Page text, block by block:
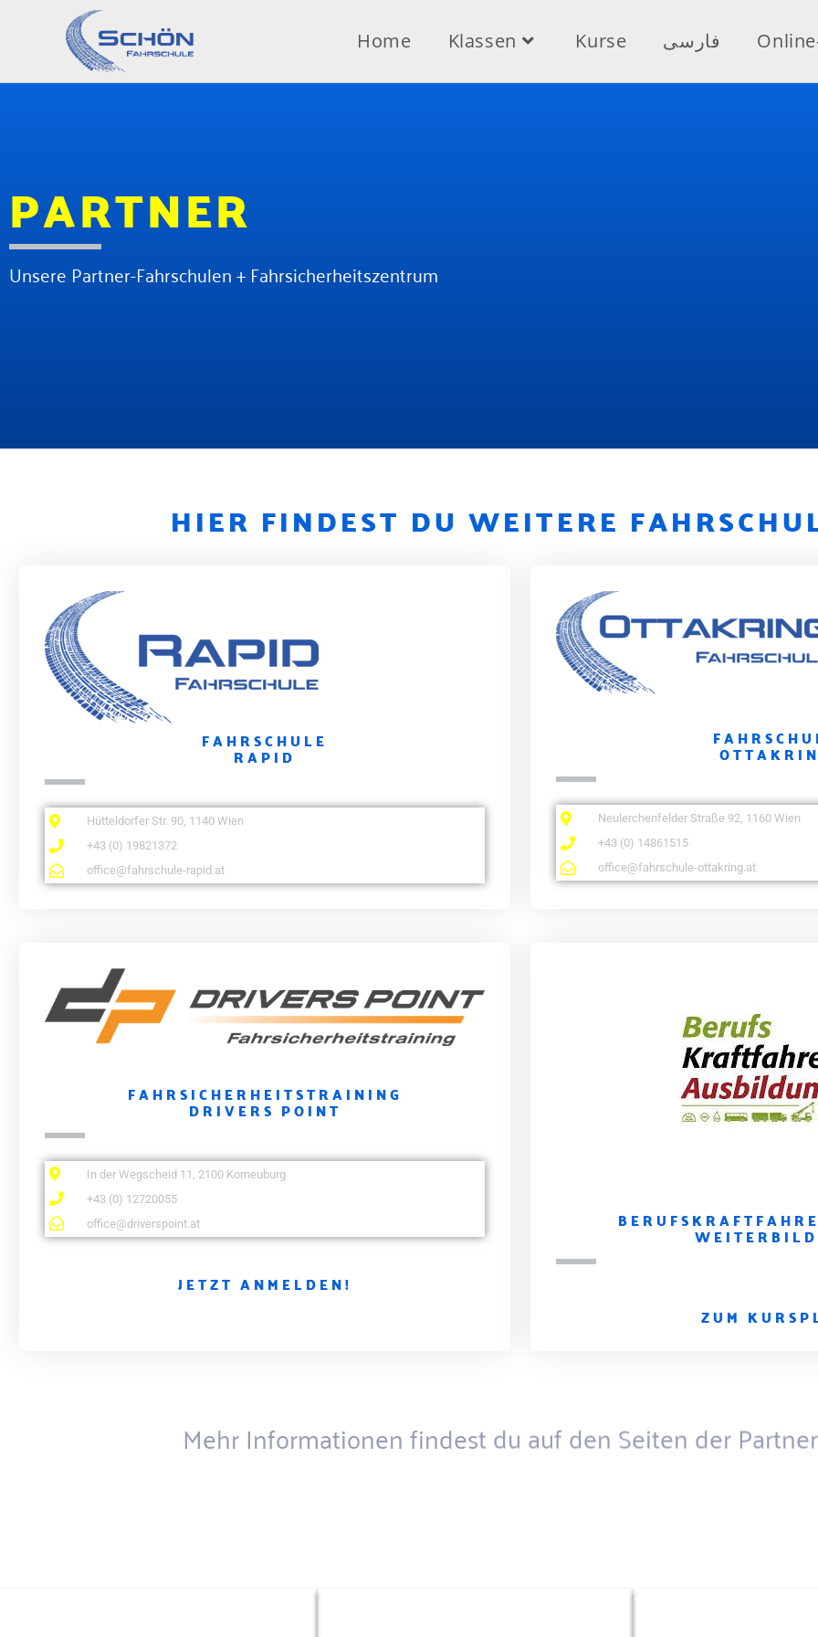
Home Klassen Kurse فارسی
PARTNER
Unsere Partner-Fahrschulen + Fahrsicherheitszentrum
HIER FINDEST DU WEITERE
FAHRSCHULE
RAPID
Hütteldorfer Str. 90, 1140 Wien
+43 (0) 19821372
office@fahrschule-rapid.at
Neulerchenfelder Straße 92, 1160 Wien
+43 (0) 14861515
office@fahrschule-ottakring.at
FAHRSICHERHEITSTRAINING
DRIVERS POINT
In der Wegscheid 11, 2100 Korneuburg
+43 (0) 12720055
office@driverspoint.at
JETZT ANMELDEN!
ZUM
Mehr Informationen findest du auf den Seiten der Partner